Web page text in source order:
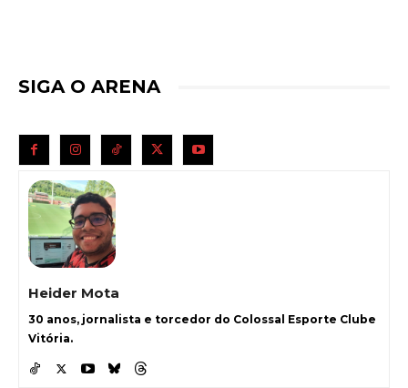
SIGA O ARENA
Heider Mota
30 anos, jornalista e torcedor do Colossal Esporte Clube
Vitória.